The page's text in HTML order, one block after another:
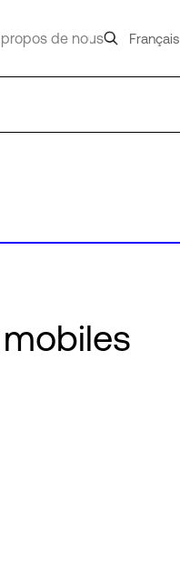
de nous Français